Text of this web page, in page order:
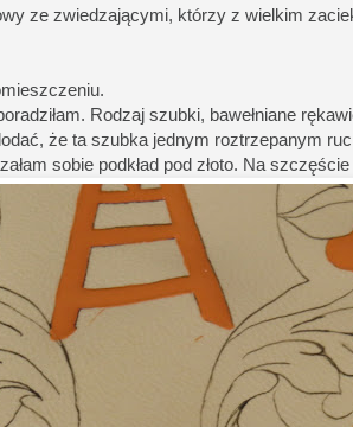
ze zwiedzającymi, którzy z wielkim
Rodzaj szubki, bawełniane
że ta szubka jednym roztrzepanym
sobie podkład pod złoto. Na